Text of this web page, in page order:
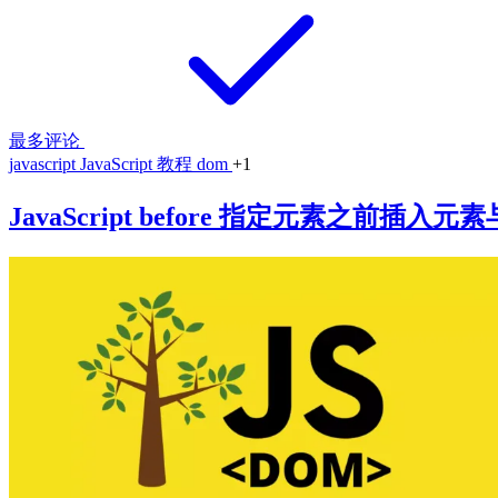
最多评论
javascript JavaScript 教程 dom +1
JavaScript before 指定元素之前插入元素